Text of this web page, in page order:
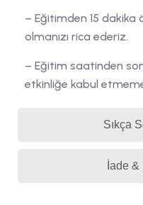
Sıkça
İade &
– Eğitimden 15
olmanızı rica ederiz.
– Eğitim saatinden
etkinliğe kabul etmeme